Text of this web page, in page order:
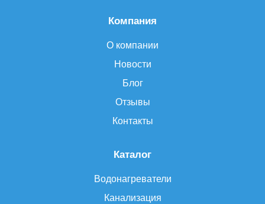
Каталог
Водонагреватели
Канализация
Компания
О компании
Новости
Блог
Отзывы
Контакты